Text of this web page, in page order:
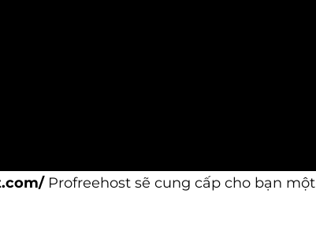
Profreehost sẽ cung cấp cho bạn một